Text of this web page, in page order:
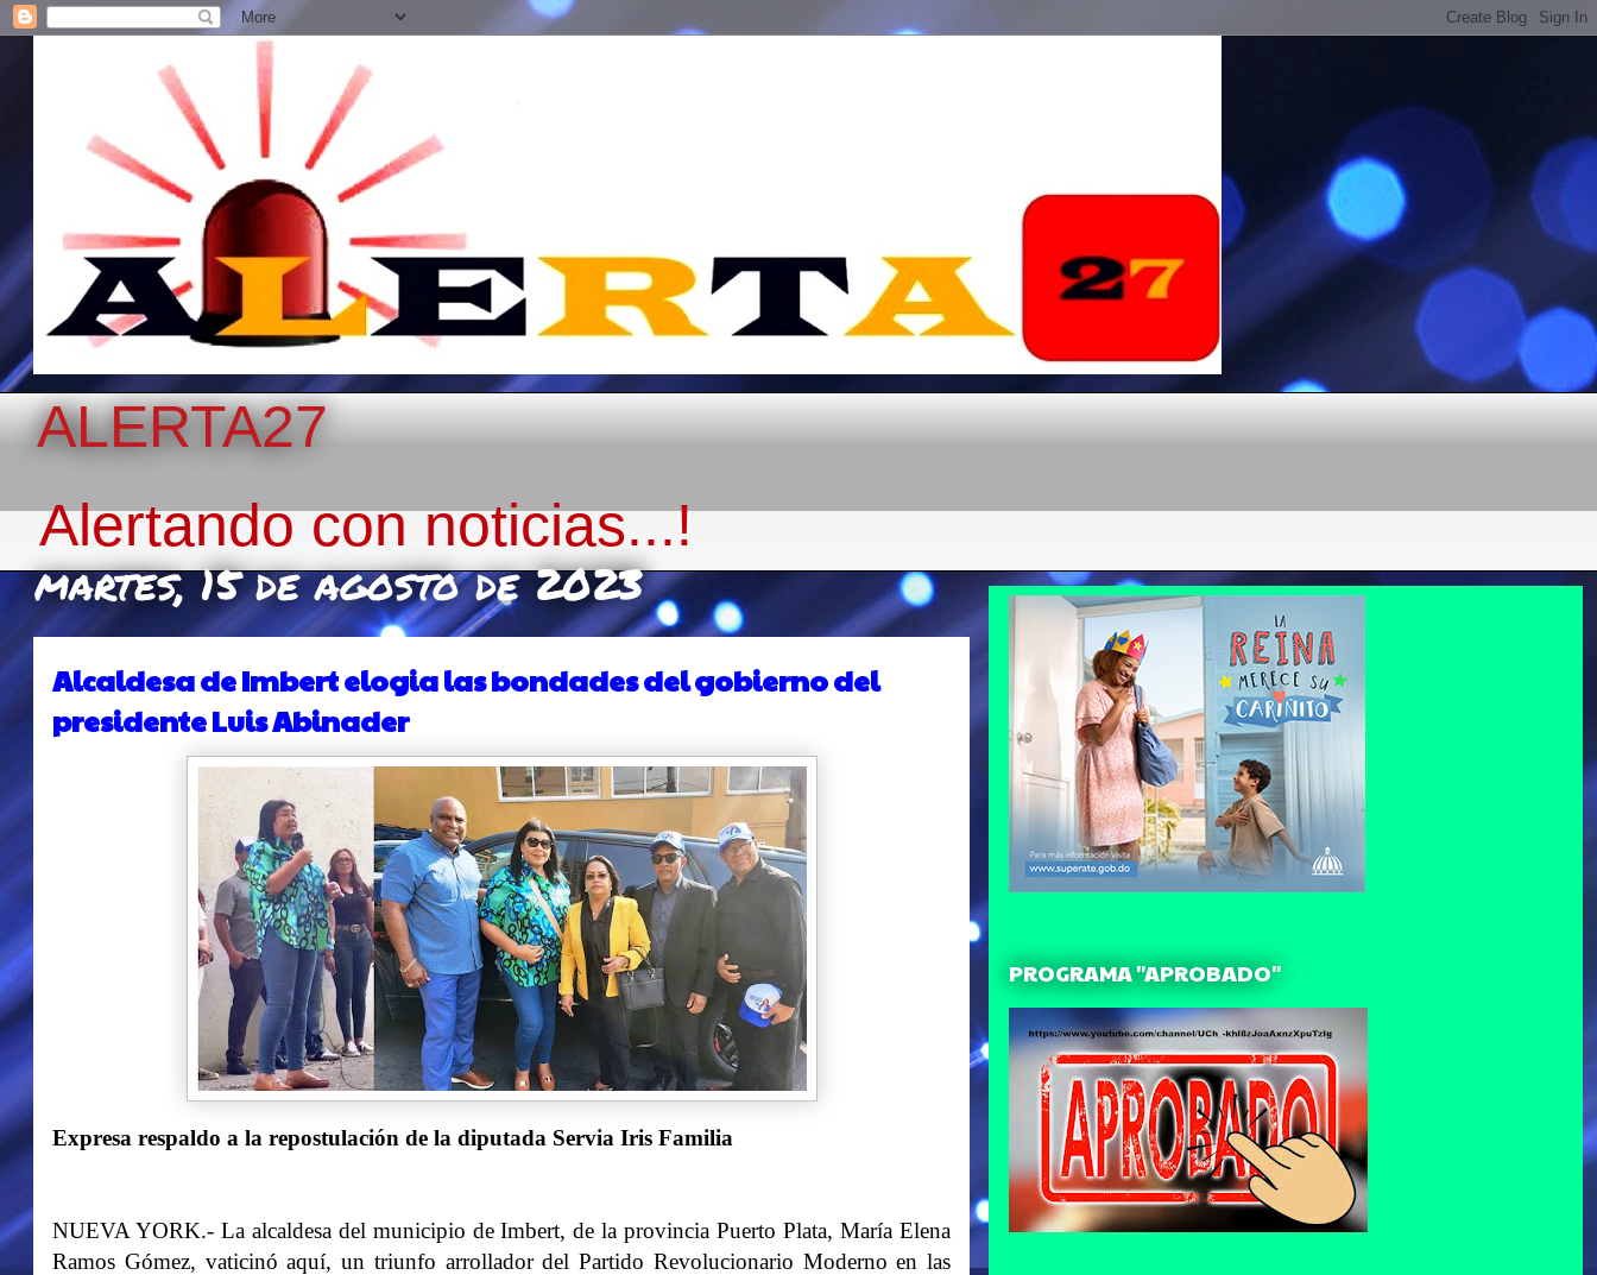
ALERTA27
Alertando con noticias...!
martes, 15 de agosto de 2023
Alcaldesa de Imbert elogia las bondades del gobierno del
presidente Luis Abinader
Expresa respaldo a la repostulación de la diputada Servia Iris Familia
NUEVA YORK.- La alcaldesa del municipio de Imbert, de la provincia Puerto Plata, María Elena
Ramos Gómez, vaticinó aquí, un triunfo arrollador del Partido Revolucionario Moderno en las
PROGRAMA "APROBADO"